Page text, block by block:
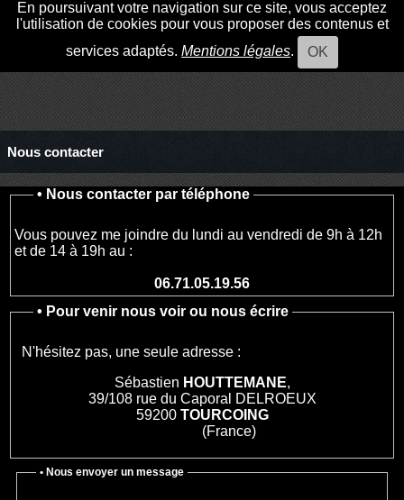
En poursuivant votre navigation sur ce site, vous acceptez
l'utilisation de cookies pour vous proposer des contenus et
services adaptés. Mentions légales. OK
Nous contacter
• Nous contacter par téléphone
Vous pouvez me joindre du lundi au vendredi de 9h à 12h
et de 14 à 19h au :
06.71.05.19.56
• Pour venir nous voir ou nous écrire
N'hésitez pas, une seule adresse :
Sébastien HOUTTEMANE,
39/108 rue du Caporal DELROEUX
59200 TOURCOING
(France)
• Nous envoyer un message